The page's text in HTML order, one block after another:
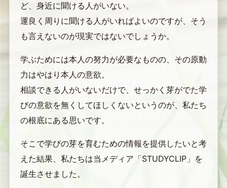
ど、身近に聞ける人がいない。
運良く周りに聞ける人がいればよいのですが、そう
も言えないのが現実ではないでしょうか。
学ぶためには本人の努力が必要なものの、その原動
力はやはり本人の意欲。
相談できる人がいないだけで、せっかく芽がでた学
びの意欲を無くしてほしくないというのが、私たち
の根底にある思いです。
そこで学びの芽を育むための情報を提供したいと考
えた結果、私たちは当メディア「STUDYCLIP」を
誕生させました。